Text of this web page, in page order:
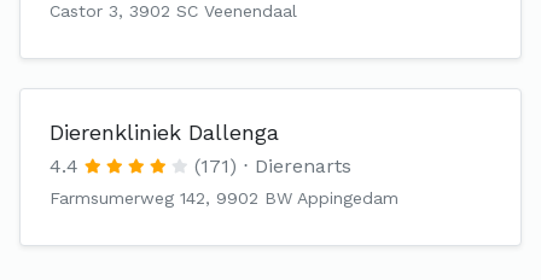
Castor 3, 3902 SC Veenendaal
Dierenkliniek Dallenga
4.4 (171) Dierenarts
Farmsumerweg 142, 9902 BW Appingedam